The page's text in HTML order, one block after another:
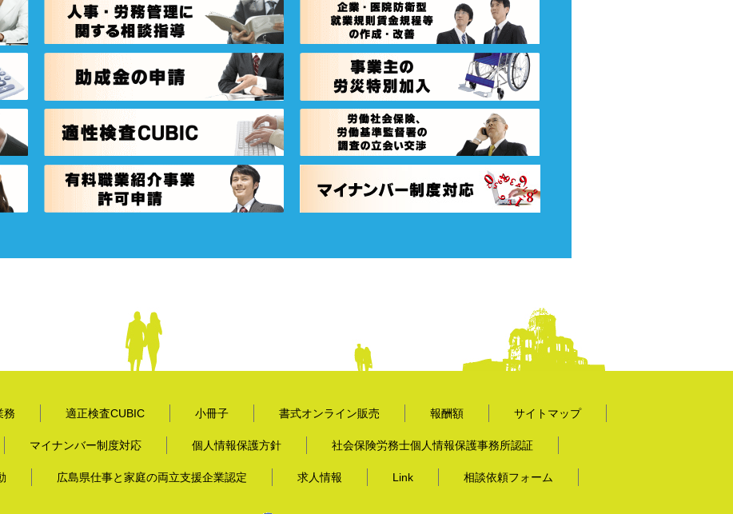
務 適正検査CUBIC 小冊子 書式オンライン販売 報酬額 サイトマップ
マイナンバー制度対応 個人情報保護方針 社会保険労務士個人情報保護事務所認証
広島県仕事と家庭の両立支援企業認定 求人情報 Link 相談依頼フォーム